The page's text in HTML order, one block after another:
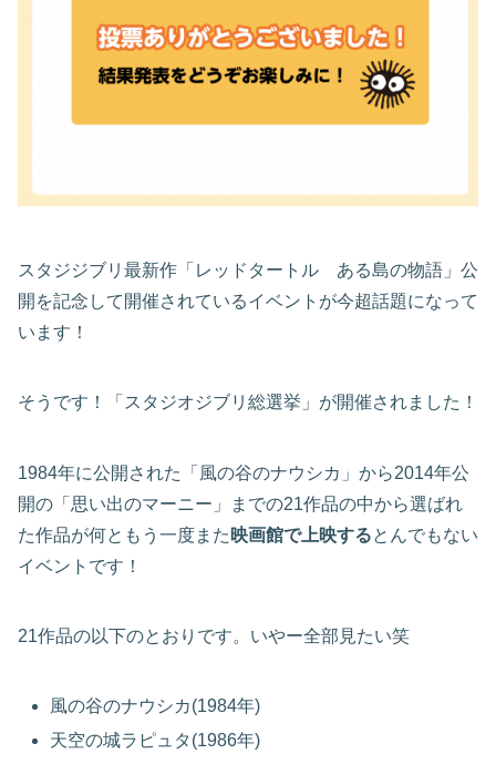
スタジジブリ最新作「レッドタートル ある島の物語」公
開を記念して開催されているイベントが今超話題になって
います！
そうです！「スタジオジブリ総選挙」が開催されました！
1984年に公開された「風の谷のナウシカ」から2014年公
開の「思い出のマーニー」までの21作品の中から選ばれ
た作品が何ともう一度また 映画館で上映するとんでもない
イベントです！
21作品の以下のとおりです。いやー全部見たい笑
風の谷のナウシカ(1984年)
天空の城ラピュタ(1986年)